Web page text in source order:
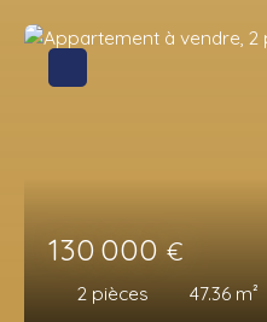
130 000 €
2 pièces 47.36 m²